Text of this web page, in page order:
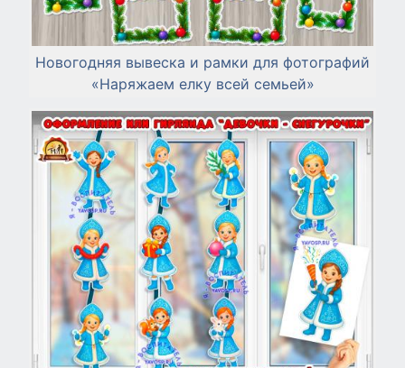
Новогодняя вывеска и рамки для фотографий
«Наряжаем елку всей семьей»